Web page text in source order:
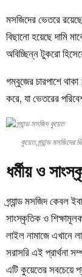
মসজিদের ভেতরে
বিছানো হয়েছে দামি
অবিচ্ছিন্ন টুকরো
গম্বুজের চারপাশে
করে, যা ভেতরের
কুয়েত গ্র্যান্ড
ধর্মীয় ও
গ্র্যান্ড মসজিদ কেবল
সাংস্কৃতিক ও
লাইল নামাজে এখানে
সরাসরি এই
এটি কুয়েতের সবচেয়ে